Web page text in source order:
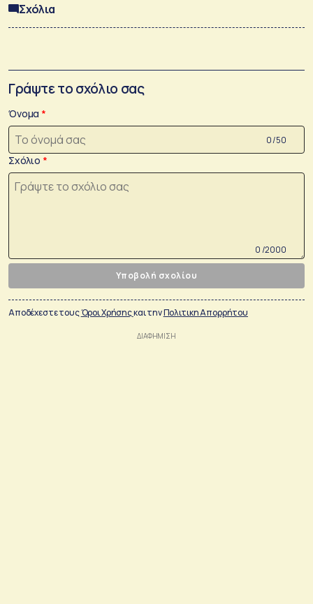
Σχόλια
Γράψτε το σχόλιο σας
Όνομα
0 /50
Σχόλιο
0 /2000
Υποβολή σχολίου
Αποδέχεστε τουςΌροι Χρήσηςκαι τηνΠολιτικη Απορρήτου